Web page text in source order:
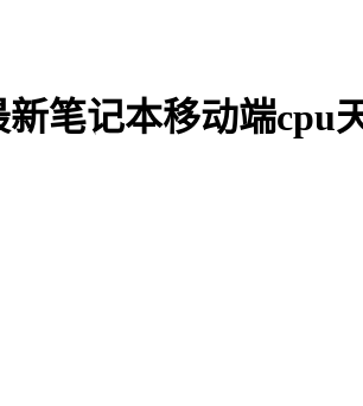
笔记本移动端cpu